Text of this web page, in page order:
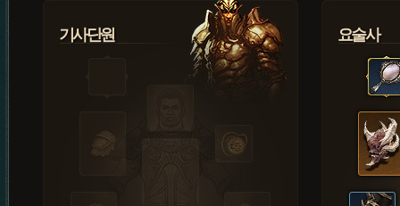
기사단원 요술사